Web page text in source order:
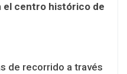
el centro histórico de
de recorrido a través